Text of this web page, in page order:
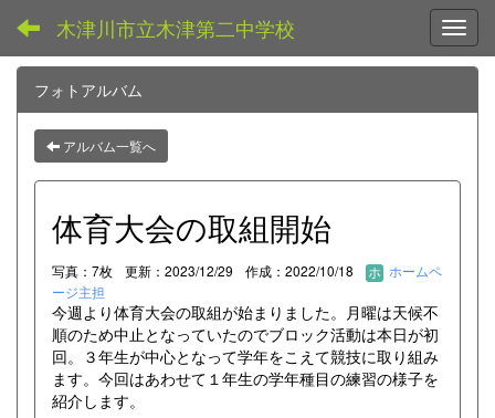
木津川市立木津第二中学校
フォトアルバム
アルバム一覧へ
体育大会の取組開始
写真：7枚 更新：2023/12/29 作成：2022/10/18
ホームペ
ージ主担
今週より体育大会の取組が始まりました。月曜は天候不
順のため中止となっていたのでブロック活動は本日が初
回。３年生が中心となって学年をこえて競技に取り組み
ます。今回はあわせて１年生の学年種目の練習の様子を
紹介します。